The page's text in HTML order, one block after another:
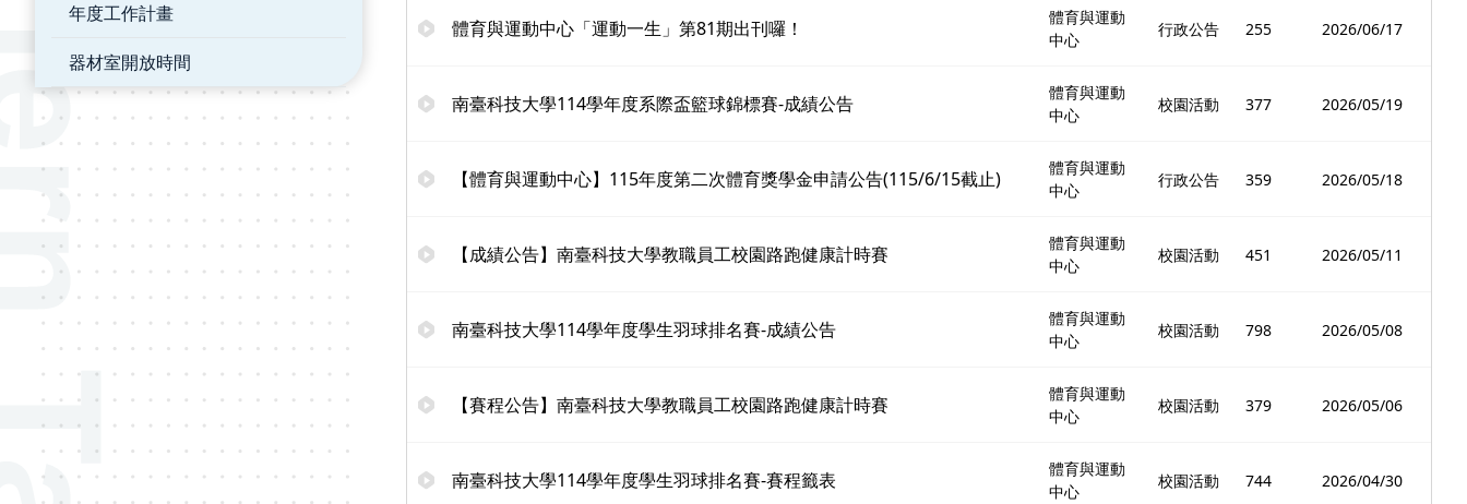
年度工作計畫
器材室開放時間
體育與運動中心「運動一生」第81期出刊囉！
體育與運動
中心
行政公告 255 2026/06/17
南臺科技大學114學年度系際盃籃球錦標賽-成績公告
體育與運動
中心
校園活動 377 2026/05/19
【體育與運動中心】115年度第二次體育獎學金申請公告(115/6/15截止)
體育與運動
中心
行政公告 359 2026/05/18
【成績公告】南臺科技大學教職員工校園路跑健康計時賽
體育與運動
中心
校園活動 451 2026/05/11
南臺科技大學114學年度學生羽球排名賽-成績公告
體育與運動
中心
校園活動 798 2026/05/08
【賽程公告】南臺科技大學教職員工校園路跑健康計時賽
體育與運動
中心
校園活動 379 2026/05/06
南臺科技大學114學年度學生羽球排名賽-賽程籤表
體育與運動
中心
校園活動 744 2026/04/30